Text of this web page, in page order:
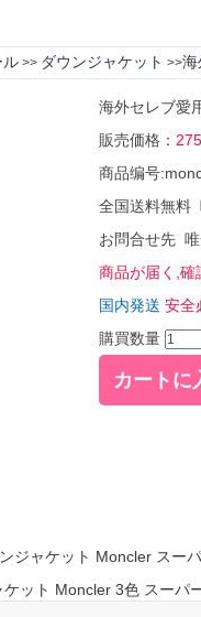
ル >> ダウンジャケット >>海
海外セレブ愛
販売価格：
商品编号
全国送料無料
お問合せ先
商品が届く,確
国内発送 安全
購買数量
ジャケット Moncler スー
ット Moncler 3色 スーパ